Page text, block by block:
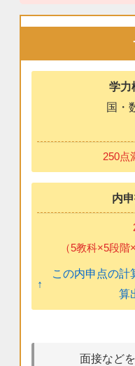
学力
国・
250点
内
（5教科×5段階
この内申点の計
算
面接など